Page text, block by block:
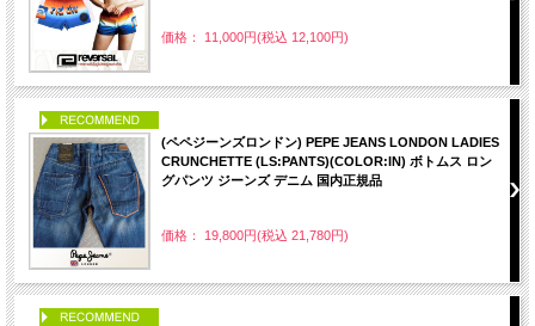
価格： 11,000円(税込 12,100円)
(ペペジーンズロンドン) PEPE JEANS LONDON LADIES
CRUNCHETTE (LS:PANTS)(COLOR:IN) ボトムス ロン
グパンツ ジーンズ デニム 国内正規品
価格： 19,800円(税込 21,780円)